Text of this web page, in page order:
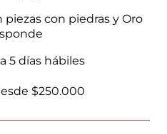
piezas con piedras y Oro
5 días hábiles
$250.000